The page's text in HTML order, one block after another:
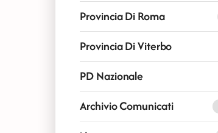
Provincia Di Roma
Provincia Di Viterbo
PD Nazionale
Archivio Comunicati